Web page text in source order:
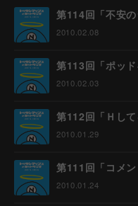
第114回「不安の
2010.02.08
第113回「ポッド
2010.02.03
第112回「Ｈして
2010.01.29
第111回「コメン
2010.01.24